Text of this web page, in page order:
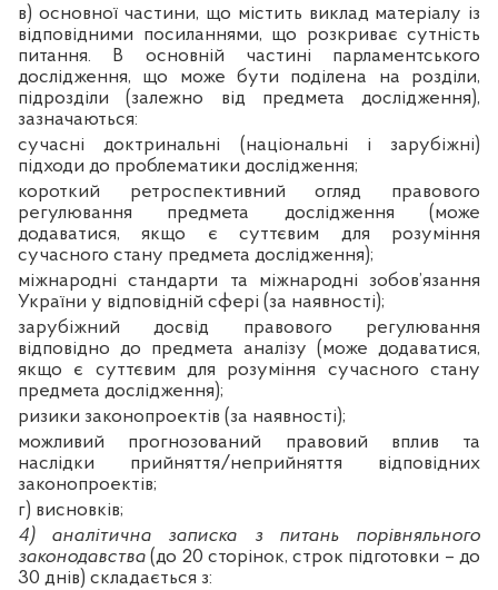
в) основної частини, що містить виклад матеріалу із
відповідними посиланнями, що розкриває сутність
питання. В основній частині парламентського
дослідження, що може бути поділена на розділи,
підрозділи (залежно від предмета дослідження),
зазначаються:
сучасні доктринальні (національні і зарубіжні)
підходи до проблематики дослідження;
короткий ретроспективний огляд правового
регулювання предмета дослідження (може
додаватися, якщо є суттєвим для розуміння
сучасного стану предмета дослідження);
міжнародні стандарти та міжнародні зобов’язання
України у відповідній сфері (за наявності);
зарубіжний досвід правового регулювання
відповідно до предмета аналізу (може додаватися,
якщо є суттєвим для розуміння сучасного стану
предмета дослідження);
ризики законопроектів (за наявності);
можливий прогнозований правовий вплив та
наслідки прийняття/неприйняття відповідних
законопроектів;
г) висновків;
4) аналітична записка з питань порівняльного
законодавства (до 20 сторінок, строк підготовки – до
30 днів) складається з: